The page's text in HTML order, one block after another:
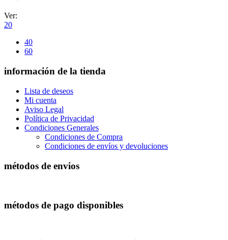
Ver:
20
40
60
información de la tienda
Lista de deseos
Mi cuenta
Aviso Legal
Política de Privacidad
Condiciones Generales
Condiciones de Compra
Condiciones de envíos y devoluciones
métodos de envios
métodos de pago disponibles